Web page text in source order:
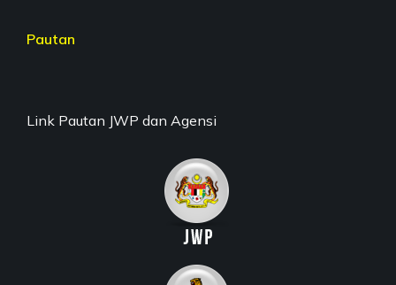
Pautan
Link Pautan JWP dan Agensi